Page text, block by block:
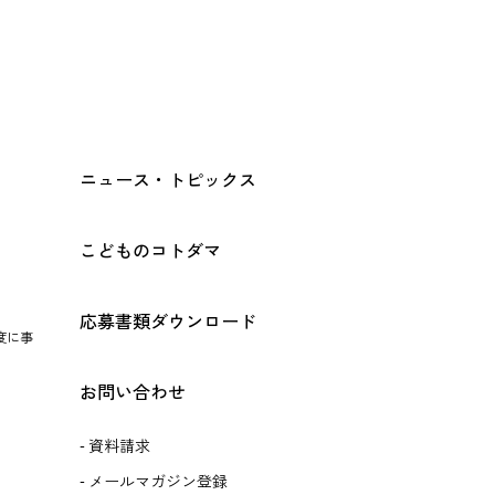
に事
ニュース・トピックス
こどものコトダマ
応募書類ダウンロード
お問い合わせ
資料請求
メールマガジン登録